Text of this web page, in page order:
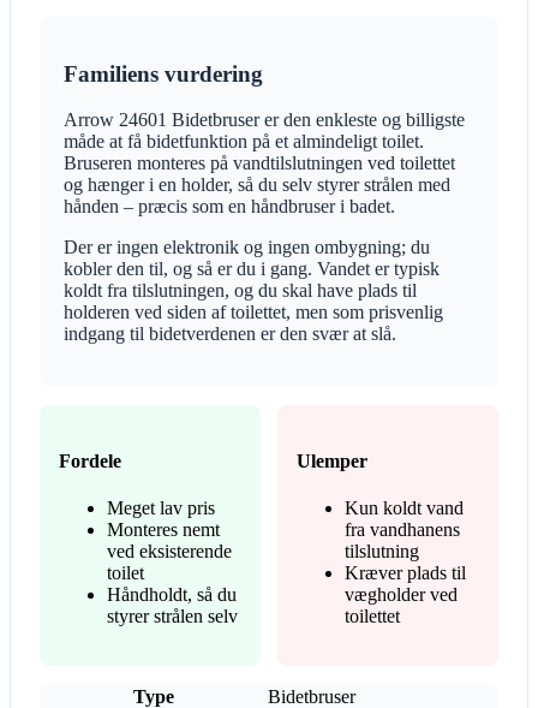
Familiens vurdering
Arrow 24601 Bidetbruser er den enkleste og billigste
måde at få bidetfunktion på et almindeligt toilet.
Bruseren monteres på vandtilslutningen ved toilettet
og hænger i en holder, så du selv styrer strålen med
hånden – præcis som en håndbruser i badet.
Der er ingen elektronik og ingen ombygning; du
kobler den til, og så er du i gang. Vandet er typisk
koldt fra tilslutningen, og du skal have plads til
holderen ved siden af toilettet, men som prisvenlig
indgang til bidetverdenen er den svær at slå.
Fordele
Meget lav pris
Monteres nemt
ved eksisterende
toilet
Håndholdt, så du
styrer strålen selv
Ulemper
Kun koldt vand
fra vandhanens
tilslutning
Kræver plads til
vægholder ved
toilettet
Type
Bidetbruser